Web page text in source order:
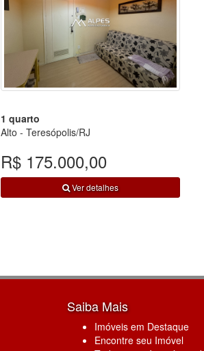
1 quarto
Alto - Teresópolis/RJ
R$ 175.000,00
Ver detalhes
Saiba Mais
Imóveis em Destaque
Encontre seu Imóvel